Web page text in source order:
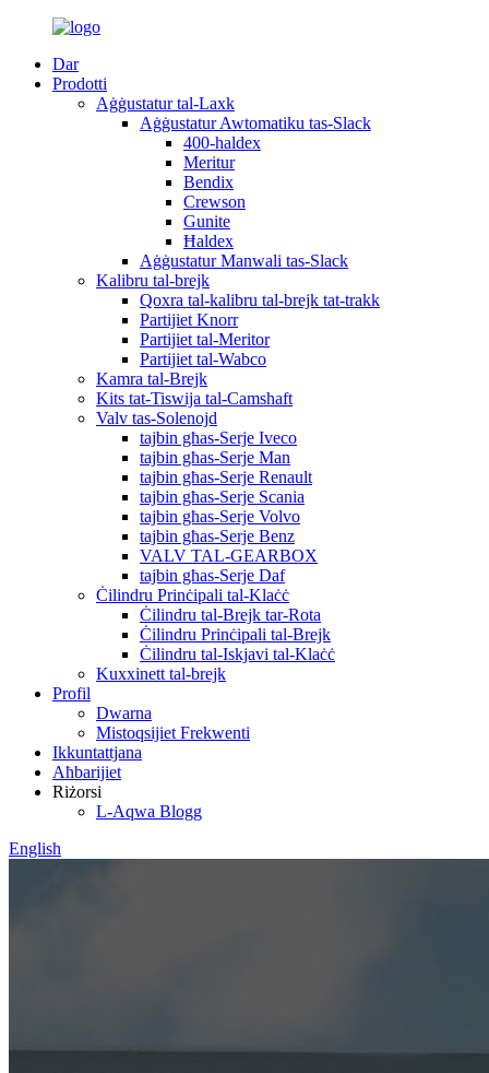
Dar
Prodotti
Aġġustatur tal-Laxk
Aġġustatur Awtomatiku tas-Slack
400-haldex
Meritur
Bendix
Crewson
Gunite
Ħaldex
Aġġustatur Manwali tas-Slack
Kalibru tal-brejk
Qoxra tal-kalibru tal-brejk tat-trakk
Partijiet Knorr
Partijiet tal-Meritor
Partijiet tal-Wabco
Kamra tal-Brejk
Kits tat-Tiswija tal-Camshaft
Valv tas-Solenojd
tajbin għas-Serje Iveco
tajbin għas-Serje Man
tajbin għas-Serje Renault
tajbin għas-Serje Scania
tajbin għas-Serje Volvo
tajbin għas-Serje Benz
VALV TAL-GEARBOX
tajbin għas-Serje Daf
Ċilindru Prinċipali tal-Klaċċ
Ċilindru tal-Brejk tar-Rota
Ċilindru Prinċipali tal-Brejk
Ċilindru tal-Iskjavi tal-Klaċċ
Kuxxinett tal-brejk
Profil
Dwarna
Mistoqsijiet Frekwenti
Ikkuntattjana
Aħbarijiet
Riżorsi
L-Aqwa Blogg
English